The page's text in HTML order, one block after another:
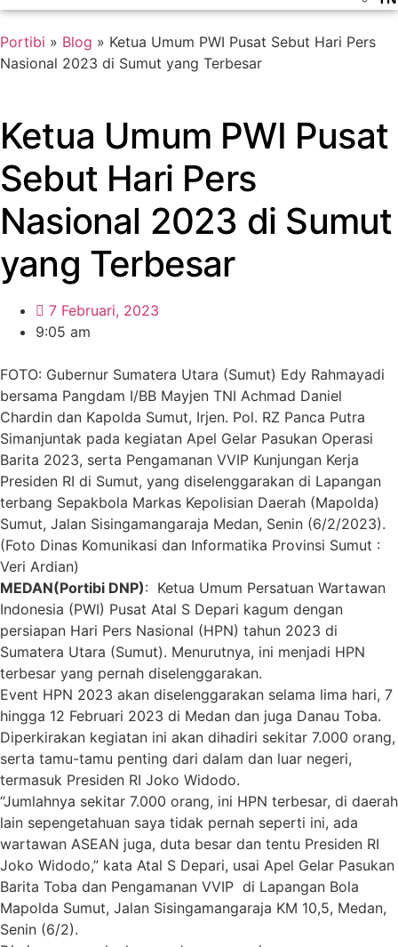
Portibi » Blog » Ketua Umum PWI Pusat Sebut Hari Pers
Nasional 2023 di Sumut yang Terbesar
Ketua Umum PWI Pusat
Sebut Hari Pers
Nasional 2023 di Sumut
yang Terbesar
7 Februari, 2023
9:05 am
FOTO: Gubernur Sumatera Utara (Sumut) Edy Rahmayadi
bersama Pangdam I/BB Mayjen TNI Achmad Daniel
Chardin dan Kapolda Sumut, Irjen. Pol. RZ Panca Putra
Simanjuntak pada kegiatan Apel Gelar Pasukan Operasi
Barita 2023, serta Pengamanan VVIP Kunjungan Kerja
Presiden RI di Sumut, yang diselenggarakan di Lapangan
terbang Sepakbola Markas Kepolisian Daerah (Mapolda)
Sumut, Jalan Sisingamangaraja Medan, Senin (6/2/2023).
(Foto Dinas Komunikasi dan Informatika Provinsi Sumut :
Veri Ardian)
MEDAN(Portibi DNP): Ketua Umum Persatuan Wartawan
Indonesia (PWI) Pusat Atal S Depari kagum dengan
persiapan Hari Pers Nasional (HPN) tahun 2023 di
Sumatera Utara (Sumut). Menurutnya, ini menjadi HPN
terbesar yang pernah diselenggarakan.
Event HPN 2023 akan diselenggarakan selama lima hari, 7
hingga 12 Februari 2023 di Medan dan juga Danau Toba.
Diperkirakan kegiatan ini akan dihadiri sekitar 7.000 orang,
serta tamu-tamu penting dari dalam dan luar negeri,
termasuk Presiden RI Joko Widodo.
“Jumlahnya sekitar 7.000 orang, ini HPN terbesar, di daerah
lain sepengetahuan saya tidak pernah seperti ini, ada
wartawan ASEAN juga, duta besar dan tentu Presiden RI
Joko Widodo,” kata Atal S Depari, usai Apel Gelar Pasukan
Barita Toba dan Pengamanan VVIP di Lapangan Bola
Mapolda Sumut, Jalan Sisingamangaraja KM 10,5, Medan,
Senin (6/2).